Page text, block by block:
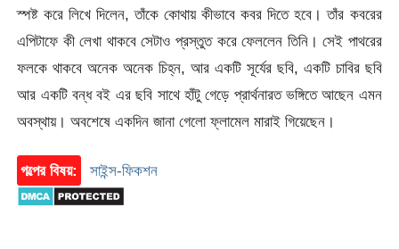
স্পষ্ট করে লিখে দিলেন, তাঁকে কোথায় কীভাবে কবর দিতে হবে। তাঁর কবরের
এপিটাফে কী লেখা থাকবে সেটাও প্রস্তুত করে ফেললেন তিনি। সেই পাথরের
ফলকে থাকবে অনেক অনেক চিহ্ন, আর একটি সূর্যের ছবি, একটি চাবির ছবি
আর একটি বন্ধ বই এর ছবি সাথে হাঁটু গেড়ে প্রার্থনারত ভঙ্গিতে আছেন এমন
অবস্থায়। অবশেষে একদিন জানা গেলো ফ্লামেল মারাই গিয়েছেন।
গল্পের বিষয়: সাইন্স-ফিকশন